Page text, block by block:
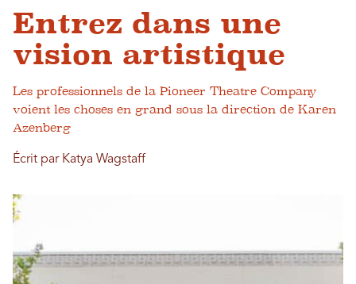
Entrez dans une
vision artistique
Les professionnels de la Pioneer Theatre Company
voient les choses en grand sous la direction de Karen
Azenberg
Écrit par Katya Wagstaff